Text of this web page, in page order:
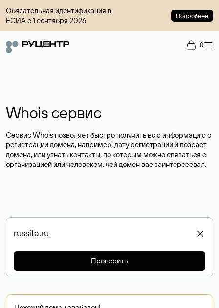
Обязательная идентификация в
ЕСИА с 1 сентября 2026
Подробнее
0
Whois сервис
Сервис Whois позволяет быстро получить всю информацию о
регистрации домена, например, дату регистрации и возраст
домена, или узнать контакты, по которым можно связаться с
организацией или человеком, чей домен вас заинтересовал.
Проверить